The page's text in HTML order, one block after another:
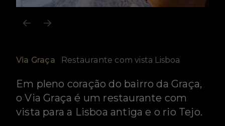
Via Graça Restaurante com vista Lisboa
Em pleno coração do bairro da Graça,
o Via Graça é um restaurante com
vista para a Lisboa antiga e o rio Tejo.